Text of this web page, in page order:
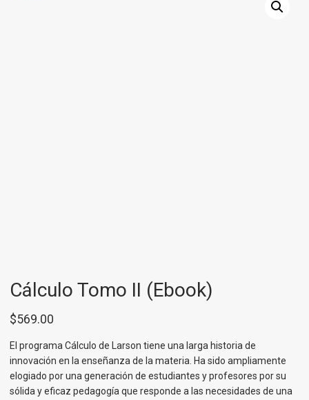
Cálculo Tomo II (Ebook)
$569.00
El programa Cálculo de Larson tiene una larga historia de
innovación en la enseñanza de la materia. Ha sido ampliamente
elogiado por una generación de estudiantes y profesores por su
sólida y eficaz pedagogía que responde a las necesidades de una